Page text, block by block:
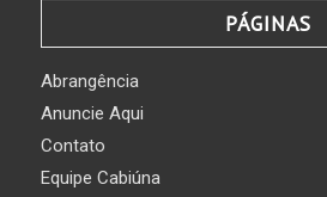
PÁGINAS
Abrangência
Anuncie Aqui
Contato
Equipe Cabiúna